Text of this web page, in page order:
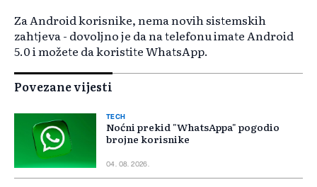
Za Android korisnike, nema novih sistemskih
zahtjeva - dovoljno je da na telefonu imate Android
5.0 i možete da koristite WhatsApp.
Povezane vijesti
TECH
Noćni prekid "WhatsAppa" pogodio
brojne korisnike
04. 08. 2026.